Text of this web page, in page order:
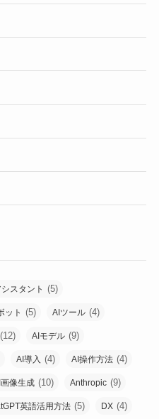
スタント (5)
ット (5) AIツール (4)
(12) AIモデル (9)
AI導入 (4) AI操作方法 (4)
像生成 (10) Anthropic (9)
英語活用方法 (5) DX (4)